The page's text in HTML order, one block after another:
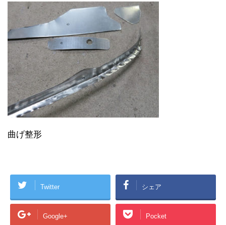
曲げ整形
Twitter シェア
Google+ Pocket